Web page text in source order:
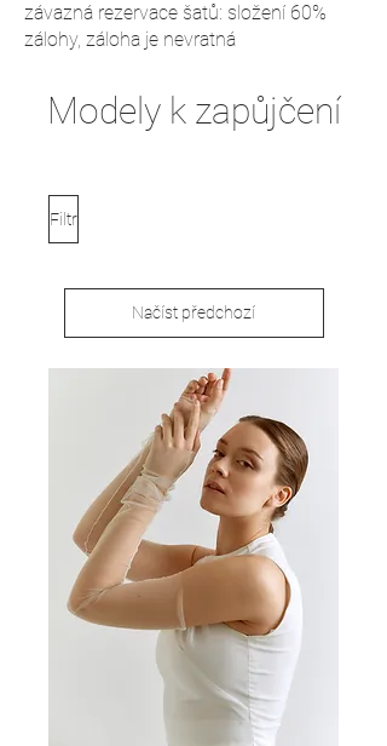
závazná rezervace šatů: složení 60%
zálohy, záloha je nevratná
Modely k zapůjčení
Filtr
Načíst předchozí